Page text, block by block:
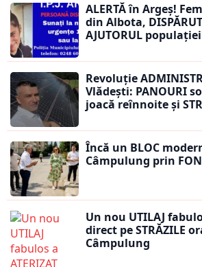
ALERTĂ în Argeș!
din Albota,
AJUTORUL
Revoluție
Vlădești: PANOURI
joacă reînnoite și
Încă un BLOC
Câmpulung prin
Un nou UTILAJ
direct pe STRĂZILE
Câmpulung